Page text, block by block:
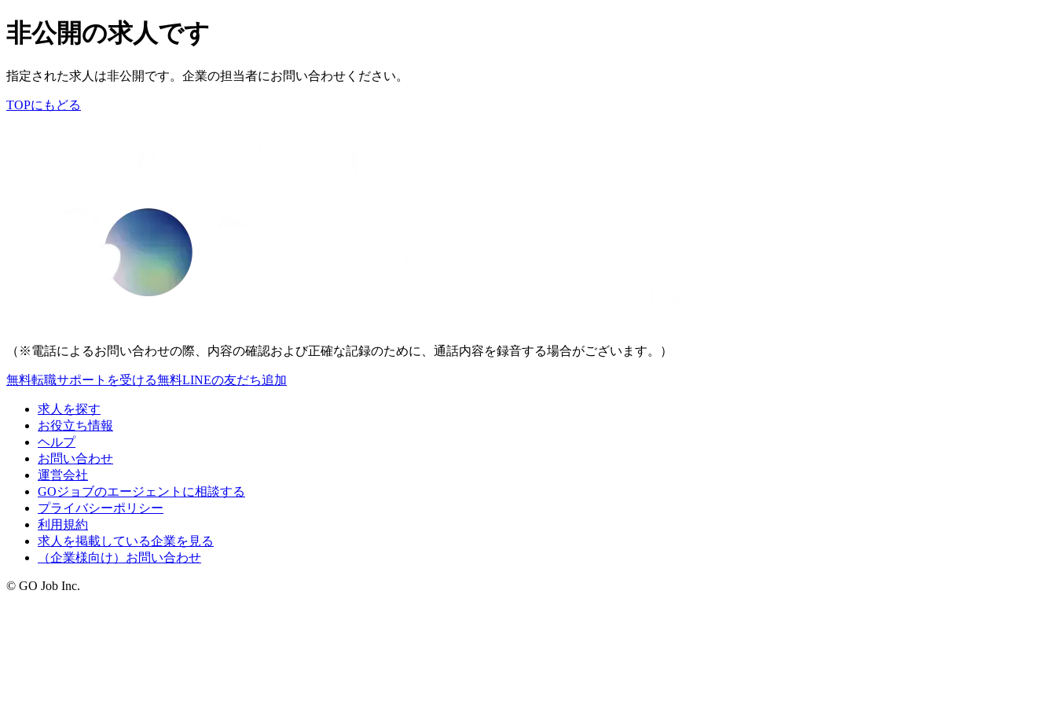
非公開の求人です
指定された求人は非公開です。企業の担当者にお問い合わせください。
TOPにもどる
（※電話によるお問い合わせの際、内容の確認および正確な記録のために、通話内容を録音する場合がございます。）
無料転職サポートを受ける無料LINEの友だち追加
求人を探す
お役立ち情報
ヘルプ
お問い合わせ
運営会社
GOジョブのエージェントに相談する
プライバシーポリシー
利用規約
求人を掲載している企業を見る
（企業様向け）お問い合わせ
© GO Job Inc.